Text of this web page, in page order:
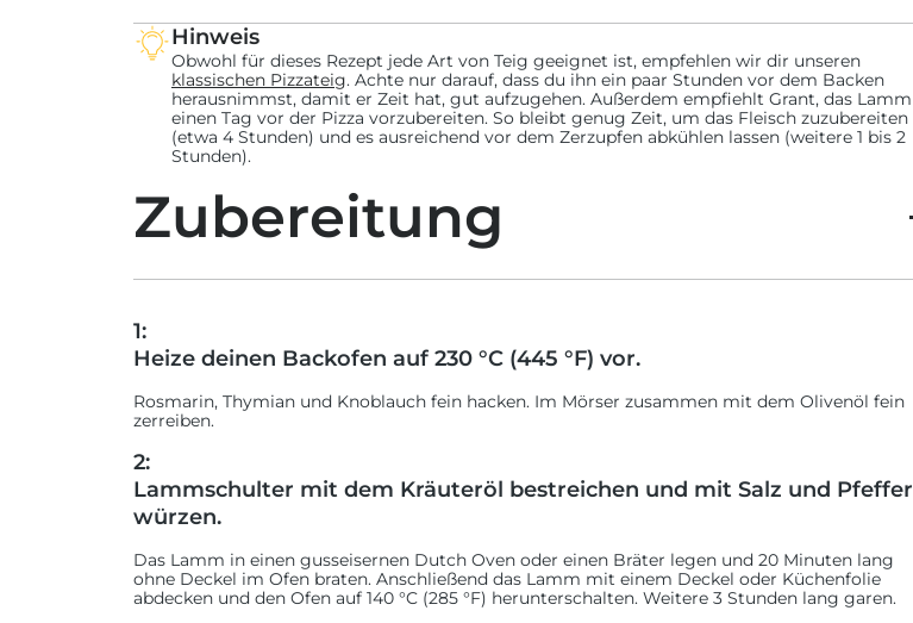
Hinweis
Obwohl für dieses Rezept jede Art von Teig geeignet ist, empfehlen wir dir unseren
klassischen Pizzateig. Achte nur darauf, dass du ihn ein paar Stunden vor dem Backen
herausnimmst, damit er Zeit hat, gut aufzugehen. Außerdem empfiehlt Grant, das Lamm
einen Tag vor der Pizza vorzubereiten. So bleibt genug Zeit, um das Fleisch zuzubereiten
(etwa 4 Stunden) und es ausreichend vor dem Zerzupfen abkühlen lassen (weitere 1 bis 2
Stunden).
Zubereitung
1:
Heize deinen Backofen auf 230 °C (445 °F) vor.
Rosmarin, Thymian und Knoblauch fein hacken. Im Mörser zusammen mit dem Olivenöl fein
zerreiben.
2:
Lammschulter mit dem Kräuteröl bestreichen und mit Salz und Pfeffer
würzen.
Das Lamm in einen gusseisernen Dutch Oven oder einen Bräter legen und 20 Minuten lang
ohne Deckel im Ofen braten. Anschließend das Lamm mit einem Deckel oder Küchenfolie
abdecken und den Ofen auf 140 °C (285 °F) herunterschalten. Weitere 3 Stunden lang garen.